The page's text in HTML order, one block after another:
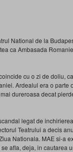
National de la
ca Ambasada
cu o zi de doliu,
Ardealul era o
dureroasa decat
legat de
Teatrului a decis
Nationala. MAE si-a
afla, deja, in cautarea